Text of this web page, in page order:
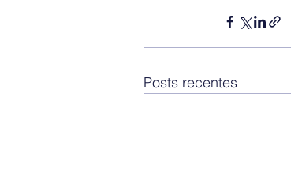
Posts recentes